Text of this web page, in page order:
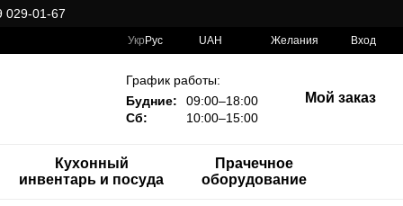
029-01-67
Укр Рус UAH Желания Вход
График работы:
Будние:
09:00–18:00
Сб:
10:00–15:00
Мой заказ
Кухонный
инвентарь и посуда
Прачечное
оборудование